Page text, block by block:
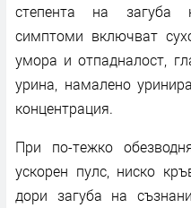
степента на загуба
симптоми включват
умора и отпадналост,
урина, намалено
концентрация.
При по-тежко
ускорен пулс, ниско
дори загуба на